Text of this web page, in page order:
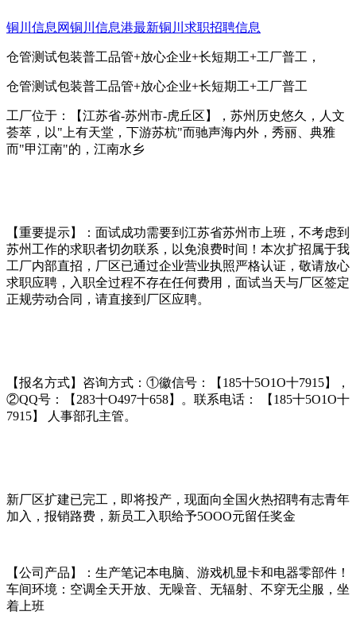
铜川信息网铜川信息港最新铜川求职招聘信息
仓管测试包装普工品管+放心企业+长短期工+工厂普工，
仓管测试包装普工品管+放心企业+长短期工+工厂普工
工厂位于：【江苏省-苏州市-虎丘区】，苏州历史悠久，人文
荟萃，以"上有天堂，下游苏杭"而驰声海内外，秀丽、典雅
而"甲江南"的，江南水乡
【重要提示】：面试成功需要到江苏省苏州市上班，不考虑到
苏州工作的求职者切勿联系，以免浪费时间！本次扩招属于我
工厂内部直招，厂区已通过企业营业执照严格认证，敬请放心
求职应聘，入职全过程不存在任何费用，面试当天与厂区签定
正规劳动合同，请直接到厂区应聘。
【报名方式】咨询方式：①徽信号：【185十5O1O十7915】，
②QQ号：【283十O497十658】。联系电话： 【185十5O1O十
7915】 人事部孔主管。
新厂区扩建已完工，即将投产，现面向全国火热招聘有志青年
加入，报销路费，新员工入职给予5OOO元留任奖金
【公司产品】：生产笔记本电脑、游戏机显卡和电器零部件！
车间环境：空调全天开放、无噪音、无辐射、不穿无尘服，坐
着上班